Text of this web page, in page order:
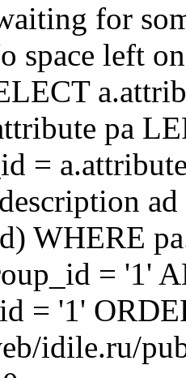
for
space left
pa
=
WHERE
= '1'
= '1'
idile.ru/